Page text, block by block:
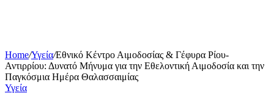
Home/Υγεία/Εθνικό Κέντρο Αιμοδοσίας & Γέφυρα Ρίου-
Αντιρρίου: Δυνατό Μήνυμα για την Εθελοντική Αιμοδοσία και την
Παγκόσμια Ημέρα Θαλασσαιμίας
Υγεία